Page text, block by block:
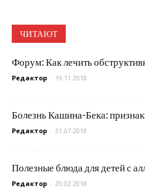
ЧИТАЮТ
Форум: Как лечить
Редактор - 19.11.2018
Болезнь Кашина-Бека:
Редактор - 31.07.2018
Полезные блюда для детей с
Редактор - 20.02.2018